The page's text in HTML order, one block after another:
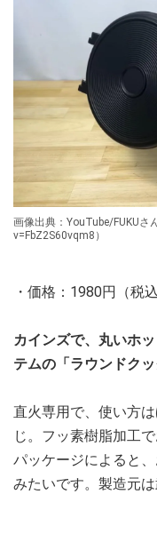
画像出典：YouTube/FUKU
v=FbZ2S60vqm8）
・価格：1980円（税込
カインズで、丸いホ
テムの「ラウンドク
直火専用で、使い方
じ。フッ素樹脂加工
パッケージによると
みたいです。製造元